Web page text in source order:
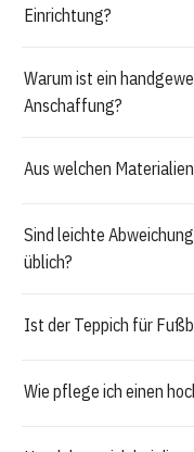
Einrichtung?
Warum ist ein
Anschaffung?
Aus welchen
Sind leichte
üblich?
Ist der Teppich für
Wie pflege ich einen